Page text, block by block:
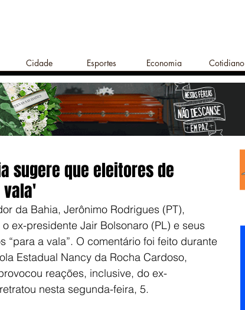
Cidade Esportes Economia Cotidiano
sugere que eleitores de
vala'
da Bahia, Jerônimo Rodrigues (PT),
ex-presidente Jair Bolsonaro (PL) e seus
“para a vala”. O comentário foi feito durante
Estadual Nancy da Rocha Cardoso,
reações, inclusive, do ex-
nesta segunda-feira, 5.